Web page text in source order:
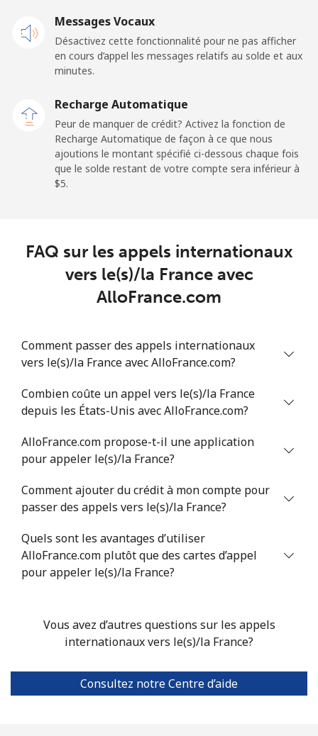
French Guiana
Ligne fixe ⁦4.9¢⁩
⁦30.9¢⁩ 16 min pour ⁦$5⁩ -
French Polynesia
Mobile ⁦33.9¢⁩ 14 min pour ⁦$5⁩ ⁦11¢⁩
Messages Vocaux
Désactivez cette fonctionnalité pour ne pas afficher
en cours d’appel les messages relatifs au solde et aux
minutes.
Recharge Automatique
Peur de manquer de crédit? Activez la fonction de
Recharge Automatique de façon à ce que nous
ajoutions le montant spécifié ci-dessous chaque fois
que le solde restant de votre compte sera inférieur à
⁦$5⁩.
FAQ sur les appels internationaux
vers le(s)/la France avec
AlloFrance.com
Comment passer des appels internationaux
vers le(s)/la France avec AlloFrance.com?
Combien coûte un appel vers le(s)/la France
depuis les États-Unis avec AlloFrance.com?
AlloFrance.com propose-t-il une application
pour appeler le(s)/la France?
Comment ajouter du crédit à mon compte pour
passer des appels vers le(s)/la France?
Quels sont les avantages d’utiliser
AlloFrance.com plutôt que des cartes d’appel
pour appeler le(s)/la France?
Vous avez d’autres questions sur les appels
internationaux vers le(s)/la France?
Consultez notre Centre d’aide